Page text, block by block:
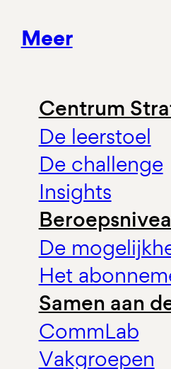
Meer
Centrum
De leerstoel
De challenge
Insights
De
Het
Samen aan
CommLab
Vakgroepen